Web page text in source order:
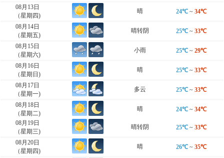
08月13日
（星期四)
晴 24℃ ~ 34℃
08月14日
（星期五)
晴转阴 25℃ ~ 33℃
08月15日
（星期六)
小雨 25℃ ~ 29℃
08月16日
（星期日)
晴 25℃ ~ 33℃
08月17日
（星期一)
多云 25℃ ~ 33℃
08月18日
（星期二)
晴 24℃ ~ 34℃
08月19日
（星期三)
晴转阴 25℃ ~ 33℃
08月20日
（星期四)
晴 26℃ ~ 35℃